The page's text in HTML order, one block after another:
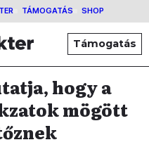
TÁMOGATÁS SHOP
Támogatás
hogy a
mögött